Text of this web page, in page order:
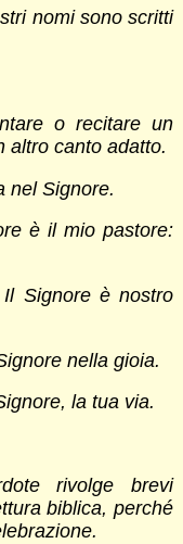
nomi sono scritti
o recitare un
altro canto adatto.
nel Signore.
è il mio pastore:
Signore è nostro
nella gioia.
la tua via.
rivolge brevi
biblica, perché